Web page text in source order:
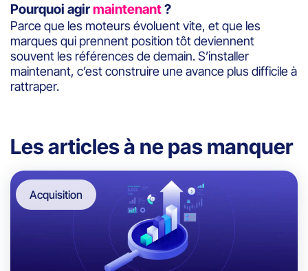
Pourquoi agirmaintenant?
Parce que les moteurs évoluent vite, et que les
marques qui prennent position tôt deviennent
souvent les références de demain. S’installer
maintenant, c’est construire une avance plus difficile à
rattraper.
Les articles à ne pas manquer
Acquisition